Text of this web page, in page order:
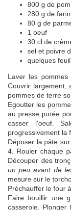
800 g de
280 g de
80 g de
1 oeuf
30 cl de
sel et poivre
quelques
Laver les
Couvrir largement,
pommes de terre
Egoutter les
au presse purée
casser l'oeuf.
progressivement la
Déposer la pâte
4. Rouler chaque
Découper des
un peu avant de
mesure sur le
Préchauffer le four
Faire bouillir une
casserole. Plonger